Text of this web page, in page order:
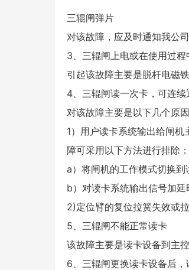
三辊闸弹片
对该故障，应及时通知我公
3、三辊闸上电或在使用过
引起该故障主要是脱杆电磁
4、三辊闸读一次卡，可连续
对该故障主要是以下几个原因
1）用户读卡系统输出给闸
障可采用以下方法进行排除：
a）将闸机的工作模式切换到
b）对读卡系统输出信号加延
2)定位臂的复位拉簧失效或
5、三辊闸不能正常读卡
该故障主要是读卡设备到主
6、三辊闸更换读卡设备后